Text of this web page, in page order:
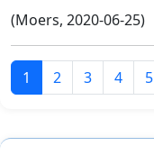
(Moers, 2020-06-25)
1 2 3 4 5